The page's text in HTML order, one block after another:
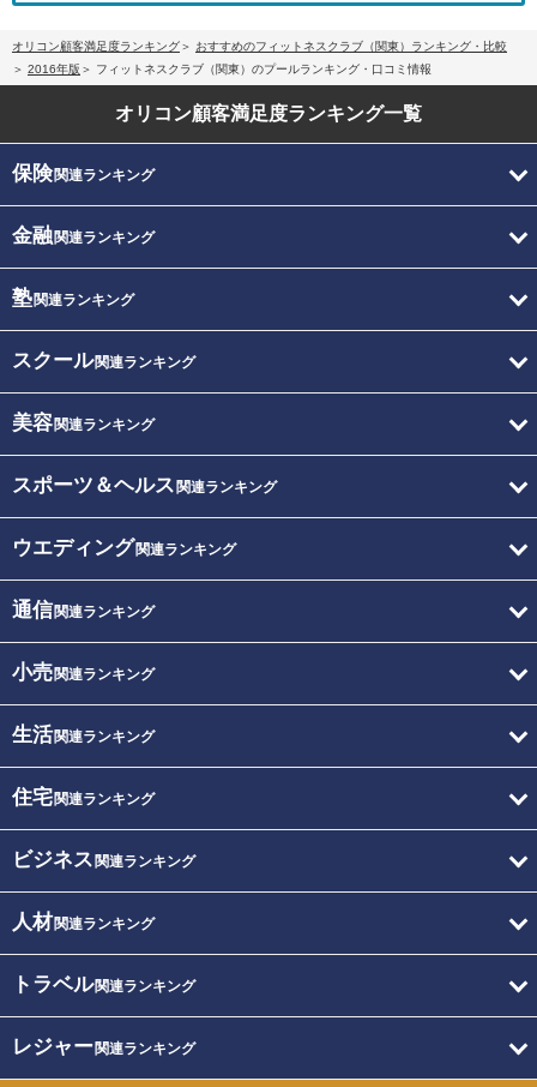
オリコン顧客満足度ランキング
おすすめのフィットネスクラブ（関東）ランキング・比較
2016年版
フィットネスクラブ（関東）のプールランキング・口コミ情報
オリコン顧客満足度ランキング一覧
保険関連ランキング
金融関連ランキング
塾関連ランキング
スクール関連ランキング
美容関連ランキング
スポーツ＆ヘルス 関連ランキング
ウエディング関連ランキング
通信関連ランキング
小売関連ランキング
生活関連ランキング
住宅関連ランキング
ビジネス 関連ランキング
人材関連ランキング
トラベル関連ランキング
レジャー関連ランキング